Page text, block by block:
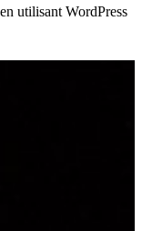
utilisant WordPress